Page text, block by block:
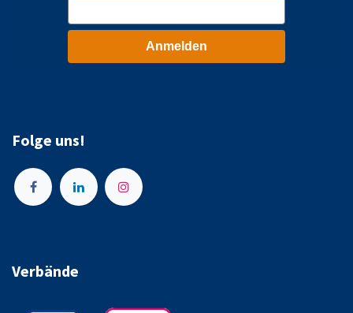
Anmelden
Folge uns!
Verbände